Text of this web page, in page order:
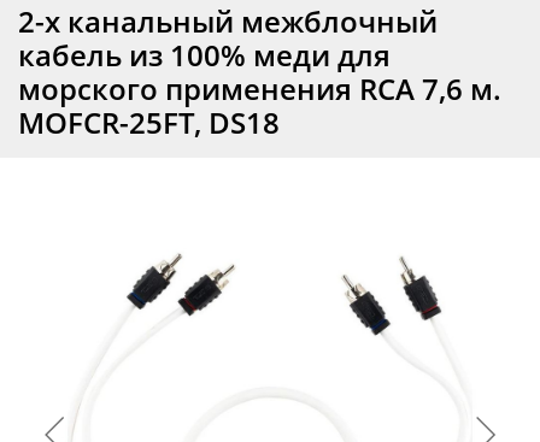
2-х канальный межблочный
кабель из 100% меди для
морского применения RCA 7,6 м.
MOFCR-25FT, DS18